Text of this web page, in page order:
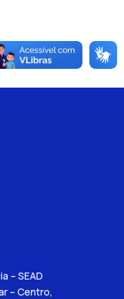
– SEAD
– Centro,